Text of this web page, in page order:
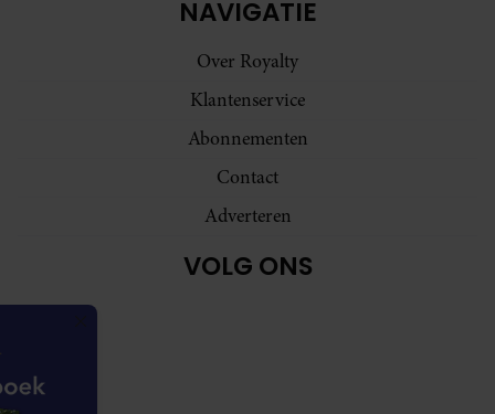
NAVIGATIE
Over Royalty
Klantenservice
Abonnementen
Contact
Adverteren
VOLG ONS